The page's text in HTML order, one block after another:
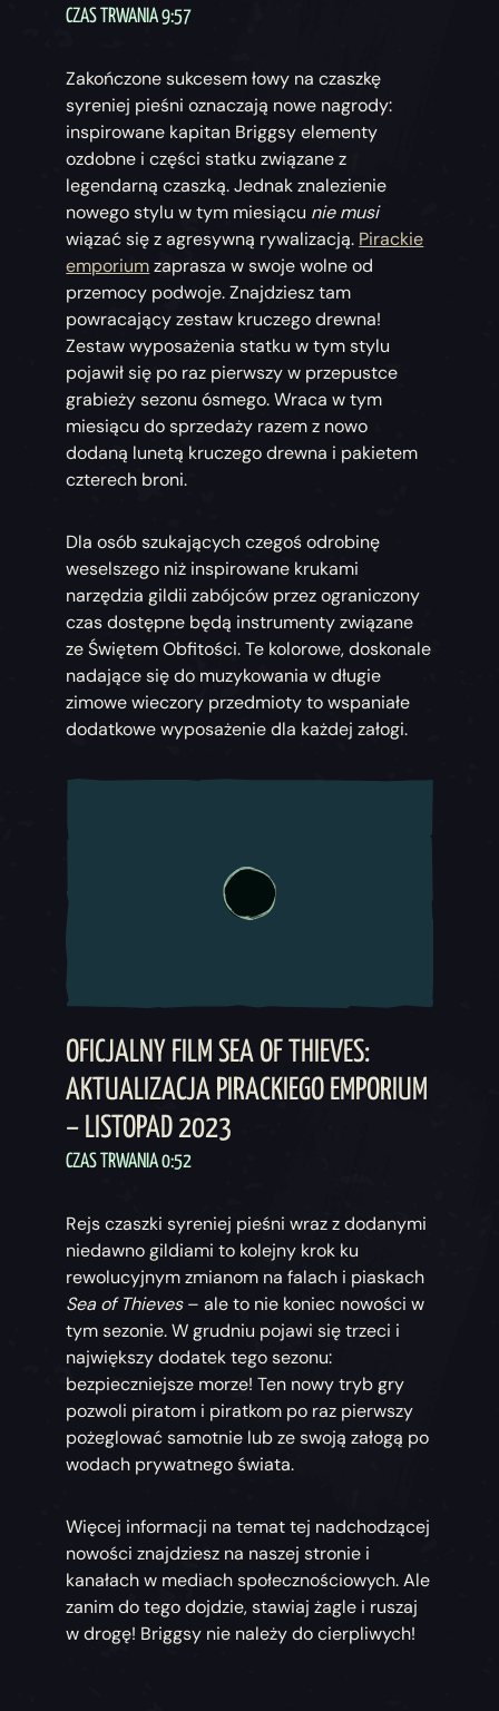
CZAS TRWANIA 9:57
Zakończone sukcesem łowy na czaszkę
syreniej pieśni oznaczają nowe nagrody:
inspirowane kapitan Briggsy elementy
ozdobne i części statku związane z
legendarną czaszką. Jednak znalezienie
nowego stylu w tym miesiącu nie musi
wiązać się z agresywną rywalizacją. Pirackie
emporiumzaprasza w swoje wolne od
przemocy podwoje. Znajdziesz tam
powracający zestaw kruczego drewna!
Zestaw wyposażenia statku w tym stylu
pojawił się po raz pierwszy w przepustce
grabieży sezonu ósmego. Wraca w tym
miesiącu do sprzedaży razem z nowo
dodaną lunetą kruczego drewna i pakietem
czterech broni.
Dla osób szukających czegoś odrobinę
weselszego niż inspirowane krukami
narzędzia gildii zabójców przez ograniczony
czas dostępne będą instrumenty związane
ze Świętem Obfitości. Te kolorowe, doskonale
nadające się do muzykowania w długie
zimowe wieczory przedmioty to wspaniałe
dodatkowe wyposażenie dla każdej załogi.
OFICJALNY FILM SEA OF THIEVES:
AKTUALIZACJA PIRACKIEGO EMPORIUM
– LISTOPAD 2023
CZAS TRWANIA 0:52
Rejs czaszki syreniej pieśni wraz z dodanymi
niedawno gildiami to kolejny krok ku
rewolucyjnym zmianom na falach i piaskach
Sea of Thieves– ale to nie koniec nowości w
tym sezonie. W grudniu pojawi się trzeci i
największy dodatek tego sezonu:
bezpieczniejsze morze! Ten nowy tryb gry
pozwoli piratom i piratkom po raz pierwszy
pożeglować samotnie lub ze swoją załogą po
wodach prywatnego świata.
Więcej informacji na temat tej nadchodzącej
nowości znajdziesz na naszej stronie i
kanałach w mediach społecznościowych. Ale
zanim do tego dojdzie, stawiaj żagle i ruszaj
w drogę! Briggsy nie należy do cierpliwych!